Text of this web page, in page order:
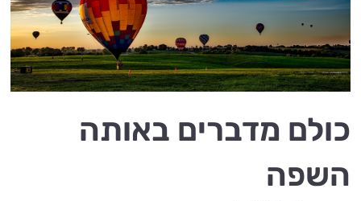
כולם מדברים באותה
השפה